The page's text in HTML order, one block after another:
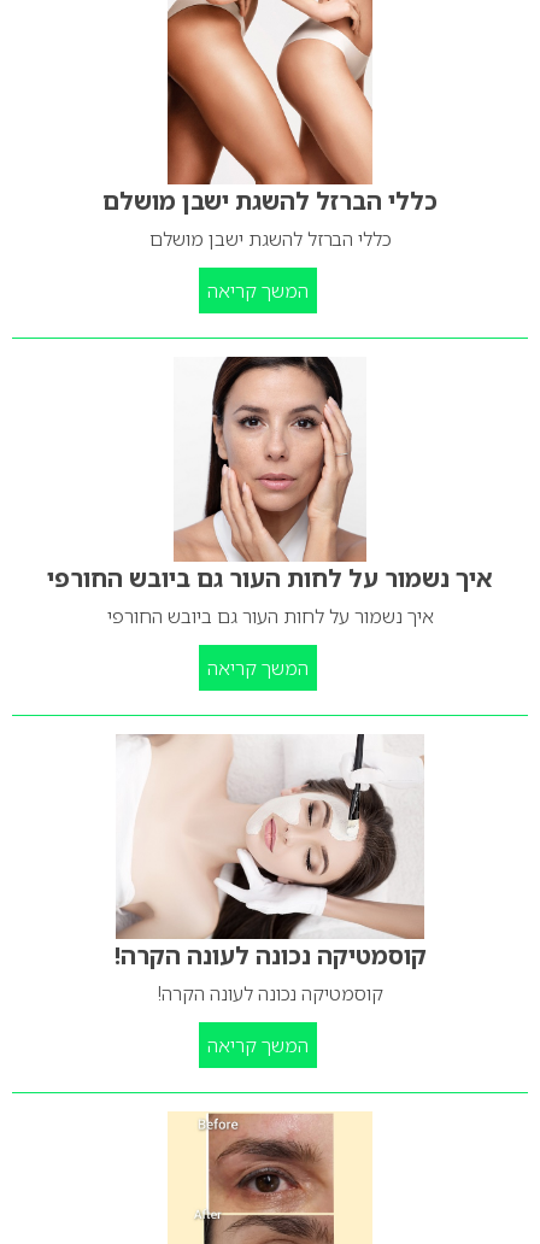
כללי הברזל להשגת ישבן מושלם
כללי הברזל להשגת ישבן מושלם
המשך קריאה
איך נשמור על לחות העור גם ביובש החורפי
איך נשמור על לחות העור גם ביובש החורפי
המשך קריאה
קוסמטיקה נכונה לעונה הקרה!
קוסמטיקה נכונה לעונה הקרה!
המשך קריאה